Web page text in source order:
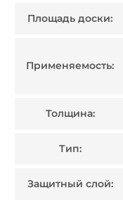
Площадь доски:
Применяемость:
Толщина:
Тип:
Защитный слой: